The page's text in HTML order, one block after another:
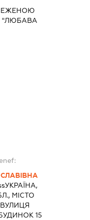
"ЛЮБАВА
УКРАЇНА,
МІСТО
15